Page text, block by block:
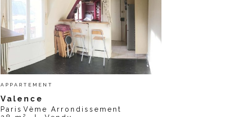
APPARTEMENT
Valence
Paris Vème Arrondissement
2